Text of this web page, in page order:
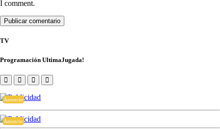
I comment.
TV
Programación UltimaJugada!
Anuncio
Anuncio